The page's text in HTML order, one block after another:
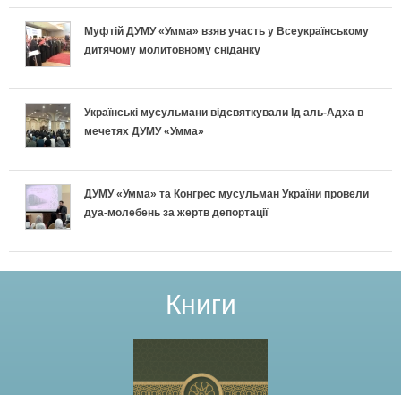
в
т
и
Муфтій ДУМУ «Умма» взяв участь у Всеукраїнському
дитячому молитовному сніданку
Українські мусульмани відсвяткували Ід аль-Адха в
мечетях ДУМУ «Умма»
ДУМУ «Умма» та Конгрес мусульман України провели
дуа-молебень за жертв депортації
Книги